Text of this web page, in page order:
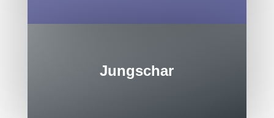
Jungschar